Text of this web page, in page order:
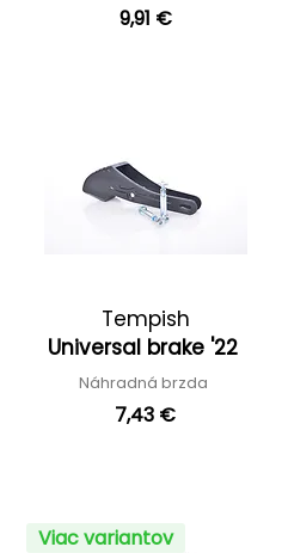
9,91 €
Tempish
Universal brake '22
Náhradná brzda
7,43 €
Viac variantov